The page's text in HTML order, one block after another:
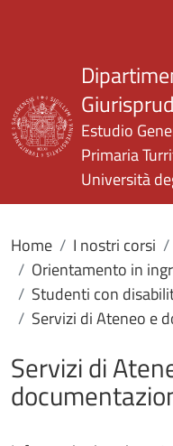
Estudio
Primaria
Università
Home I nostri corsi
Orientamento in
Studenti con
Servizi di Ateneo e
Servizi di